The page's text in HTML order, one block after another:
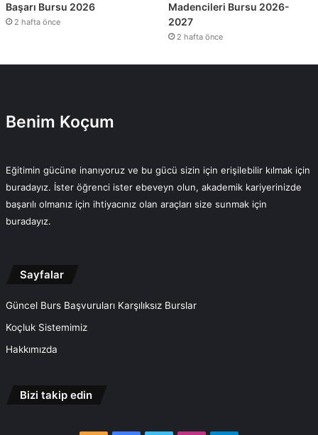
Başarı Bursu 2026
2 hafta önce
Madencileri Bursu 2026-
2027
2 hafta önce
Benim Koçum
Eğitimin gücüne inanıyoruz ve bu gücü sizin için erişilebilir kılmak için
buradayız. İster öğrenci ister ebeveyn olun, akademik kariyerinizde
başarılı olmanız için ihtiyacınız olan araçları size sunmak için
buradayız.
Sayfalar
Güncel Burs Başvuruları Karşılıksız Burslar
Koçluk Sistemimiz
Hakkımızda
Bizi takip edin